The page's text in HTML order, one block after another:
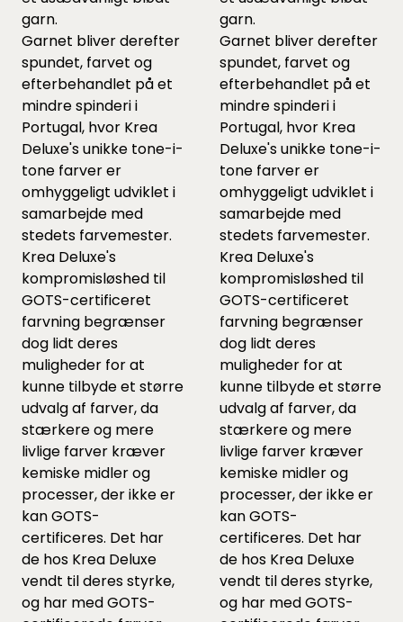
garn.
Garnet bliver derefter
spundet, farvet og
efterbehandlet på et
mindre spinderi i
Portugal, hvor Krea
Deluxe's unikke tone-i-
tone farver er
omhyggeligt udviklet i
samarbejde med
stedets farvemester.
Krea Deluxe's
kompromisløshed til
GOTS-certificeret
farvning begrænser
dog lidt deres
muligheder for at
kunne tilbyde et større
udvalg af farver, da
stærkere og mere
livlige farver kræver
kemiske midler og
processer, der ikke er
kan GOTS-
certificeres. Det har
de hos Krea Deluxe
vendt til deres styrke,
og har med GOTS-
garn.
Garnet bliver derefter
spundet, farvet og
efterbehandlet på et
mindre spinderi i
Portugal, hvor Krea
Deluxe's unikke tone-i-
tone farver er
omhyggeligt udviklet i
samarbejde med
stedets farvemester.
Krea Deluxe's
kompromisløshed til
GOTS-certificeret
farvning begrænser
dog lidt deres
muligheder for at
kunne tilbyde et større
udvalg af farver, da
stærkere og mere
livlige farver kræver
kemiske midler og
processer, der ikke er
kan GOTS-
certificeres. Det har
de hos Krea Deluxe
vendt til deres styrke,
og har med GOTS-